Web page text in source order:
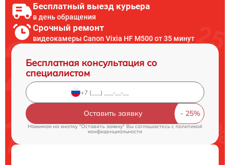
Бесплатный выезд курьера
в день обращения
Срочный ремонт
видеокамеры Canon Vixia HF M500 от 35 минут
Бесплатная консультация со
специалистом
Оставить заявку
Нажимая на кнопку "Оставить заявку" Вы соглашаетесь cполитикой
конфиденциальности